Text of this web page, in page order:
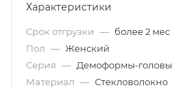
Характеристики
Срок отгрузки — более 2 мес
Пол — Женский
Серия — Демоформы-головы
Материал — Стекловолокно